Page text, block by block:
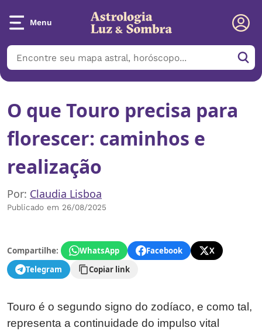
Menu
O que Touro precisa para
florescer: caminhos e
realização
Por: Claudia Lisboa
Publicado em 26/08/2025
Compartilhe: WhatsApp Facebook
X
Telegram
Copiar link
Touro é o segundo signo do zodíaco, e como tal,
representa a continuidade do impulso vital